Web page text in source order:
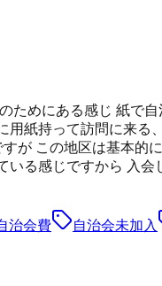
めにある感じ 紙で
紙持って訪問に来
この地区は基本的
る感じですから 入
治会費 自治会未加入